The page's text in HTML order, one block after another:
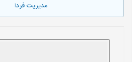
مدیریت فردا